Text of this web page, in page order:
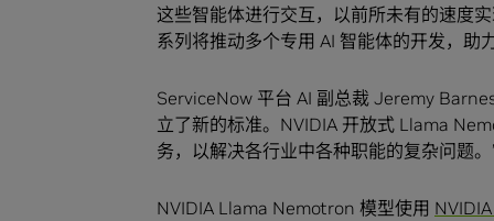
这些智能体进行交互，以前所未有的速度
系列将推动多个专用 AI 智能体的开发，助
ServiceNow 平台 AI 副总裁 Jeremy
立了新的标准。NVIDIA 开放式 Llama
务，以解决各行业中各种职能的复杂问题。
NVIDIA Llama Nemotron 模型使用